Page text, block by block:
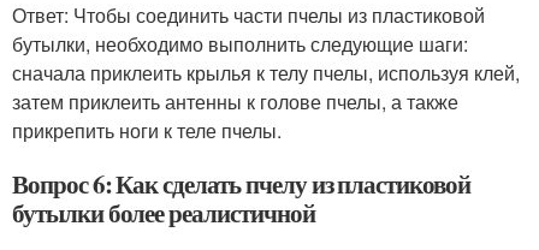
Ответ: Чтобы соединить части пчелы из пластиковой
бутылки, необходимо выполнить следующие шаги:
сначала приклеить крылья к телу пчелы, используя клей,
затем приклеить антенны к голове пчелы, а также
прикрепить ноги к теле пчелы.
Вопрос 6: Как сделать пчелу из пластиковой
бутылки более реалистичной